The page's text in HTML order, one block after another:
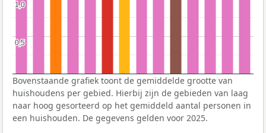
0,5
0,5
1,0
1,0
Bovenstaande grafiek toont de gemiddelde grootte van
huishoudens per gebied. Hierbij zijn de gebieden van laag
naar hoog gesorteerd op het gemiddeld aantal personen in
een huishouden. De gegevens gelden voor 2025.